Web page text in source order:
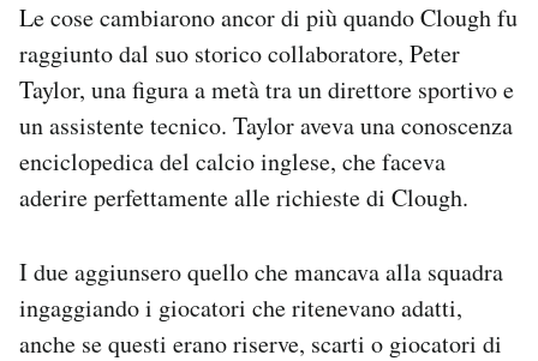
Le cose cambiarono ancor di più quando Clough fu
raggiunto dal suo storico collaboratore, Peter
Taylor, una figura a metà tra un direttore sportivo e
un assistente tecnico. Taylor aveva una conoscenza
enciclopedica del calcio inglese, che faceva
aderire perfettamente alle richieste di Clough.
I due aggiunsero quello che mancava alla squadra
ingaggiando i giocatori che ritenevano adatti,
anche se questi erano riserve, scarti o giocatori di